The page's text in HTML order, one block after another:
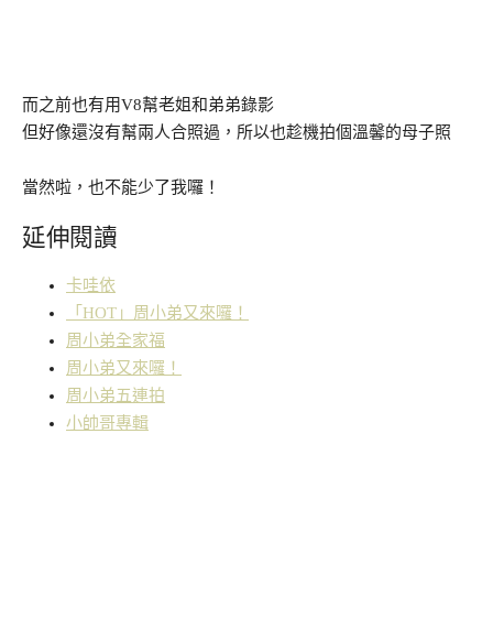
而之前也有用V8幫老姐和弟弟錄影
但好像還沒有幫兩人合照過，所以也趁機拍個溫馨的母子照
當然啦，也不能少了我囉！
延伸閱讀
卡哇依
「HOT」周小弟又來囉！
周小弟全家福
周小弟又來囉！
周小弟五連拍
小帥哥專輯